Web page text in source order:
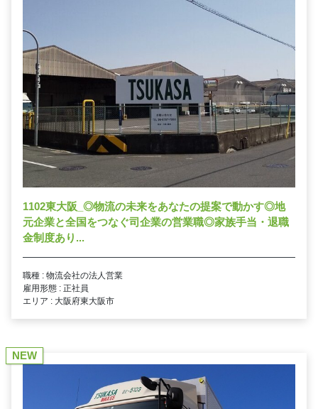
1102東大阪_◎物流の未来をあなたの提案で動かす◎地
元企業と全国をつなぐ司企業の営業職◎家族手当・退職
金制度あり...
職種 : 物流会社の法人営業
雇用形態 : 正社員
エリア : 大阪府東大阪市
NEW